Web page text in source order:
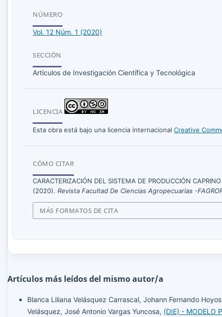
NÚMERO
Vol. 12 Núm. 1 (2020)
SECCIÓN
Artículos de Investigación Científica y Tecnológica
LICENCIA
Esta obra está bajo una licencia internacional Creative
CÓMO CITAR
CARACTERIZACIÓN DEL SISTEMA DE PRODUCCIÓN
(2020). Revista Facultad De Ciencias Agropecuarias -
MÁS FORMATOS DE CITA
Artículos más leídos del mismo autor/a
Blanca Liliana Velásquez Carrascal, Johann Fernando
Velásquez, José Antonio Vargas Yuncosa, (DIE) - MODELO